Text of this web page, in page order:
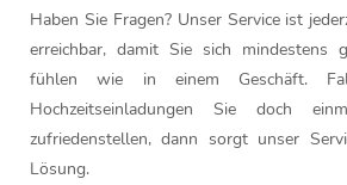
Haben Sie Fragen? Unser Service ist
erreichbar, damit Sie sich mindestens
fühlen wie in einem Geschäft.
Hochzeitseinladungen Sie doch
zufriedenstellen, dann sorgt unser
Lösung.